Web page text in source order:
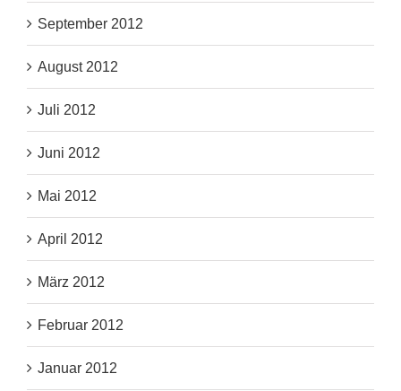
September 2012
August 2012
Juli 2012
Juni 2012
Mai 2012
April 2012
März 2012
Februar 2012
Januar 2012